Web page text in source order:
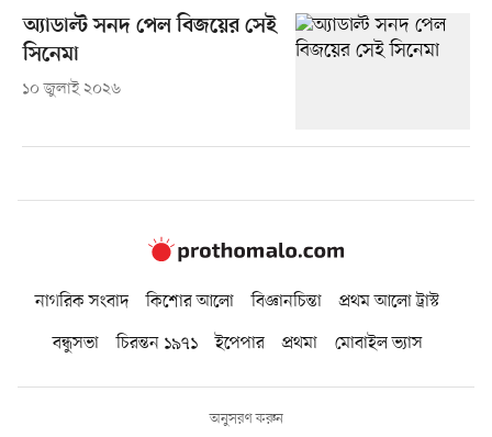
অ্যাডাল্ট সনদ পেল বিজয়ের সেই
সিনেমা
১০ জুলাই ২০২৬
নাগরিক সংবাদ কিশোর আলো বিজ্ঞানচিন্তা
প্রথম আলো ট্রাস্ট
বন্ধুসভা
চিরন্তন ১৯৭১ ইপেপার প্রথমা মোবাইল ভ্যাস
অনুসরণ করুন